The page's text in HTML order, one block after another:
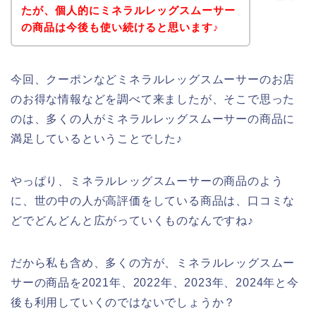
たが、個人的にミネラルレッグスムーサー
の商品は今後も使い続けると思います♪
今回、クーポンなどミネラルレッグスムーサーのお店
のお得な情報などを調べて来ましたが、そこで思った
のは、多くの人がミネラルレッグスムーサーの商品に
満足しているということでした♪
やっぱり、ミネラルレッグスムーサーの商品のよう
に、世の中の人が高評価をしている商品は、口コミな
どでどんどんと広がっていくものなんですね♪
だから私も含め、多くの方が、ミネラルレッグスムー
サーの商品を2021年、2022年、2023年、2024年と今
後も利用していくのではないでしょうか？